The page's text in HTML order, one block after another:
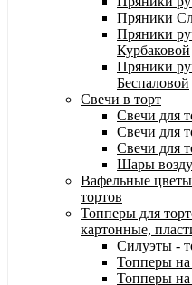
Пряники
Пряники
Курбаковой
Пряники
Беспаловой
Свечи в торт
Свечи для
Свечи для
Свечи для
Шары
Вафельные
тортов
Топперы для
картонные,
Силуэты -
Топперы на
Топперы на